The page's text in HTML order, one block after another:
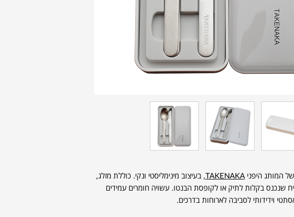
המותג היפניTAKENAKA, בעיצוב מינימליסטי ונקי. כוללת מזלג,
שנכנס בקלות לתיק או לקופסת הבנטו. עשויה חומרים עמידים
וידידותי לסביבה לארוחות בדרכים.